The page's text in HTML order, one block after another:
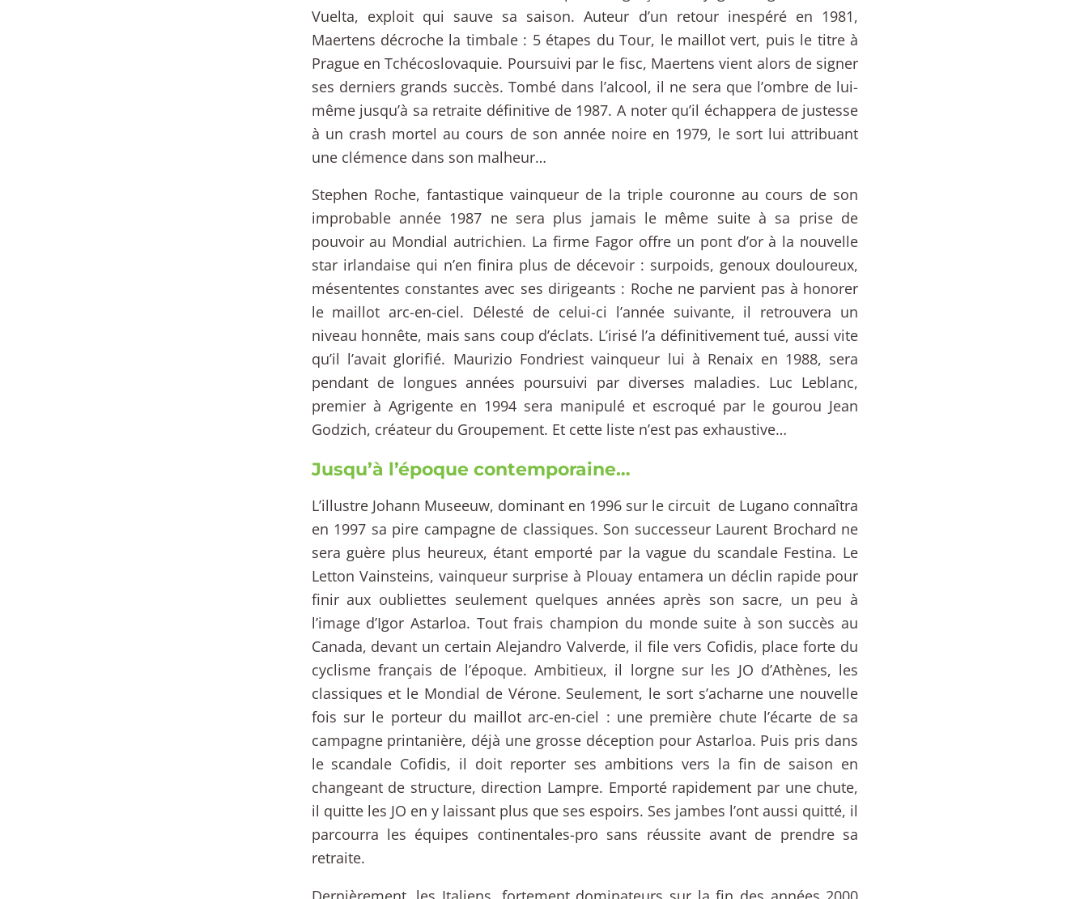
Vuelta, exploit qui sauve sa saison. Auteur d’un retour inespéré en 1981,
Maertens décroche la timbale : 5 étapes du Tour, le maillot vert, puis le titre à
Prague en Tchécoslovaquie. Poursuivi par le fisc, Maertens vient alors de signer
ses derniers grands succès. Tombé dans l’alcool, il ne sera que l’ombre de lui-
même jusqu’à sa retraite définitive de 1987. A noter qu’il échappera de justesse
à un crash mortel au cours de son année noire en 1979, le sort lui attribuant
une clémence dans son malheur…
Stephen Roche, fantastique vainqueur de la triple couronne au cours de son
improbable année 1987 ne sera plus jamais le même suite à sa prise de
pouvoir au Mondial autrichien. La firme Fagor offre un pont d’or à la nouvelle
star irlandaise qui n’en finira plus de décevoir : surpoids, genoux douloureux,
mésententes constantes avec ses dirigeants : Roche ne parvient pas à honorer
le maillot arc-en-ciel. Délesté de celui-ci l’année suivante, il retrouvera un
niveau honnête, mais sans coup d’éclats. L’irisé l’a définitivement tué, aussi vite
qu’il l’avait glorifié. Maurizio Fondriest vainqueur lui à Renaix en 1988, sera
pendant de longues années poursuivi par diverses maladies. Luc Leblanc,
premier à Agrigente en 1994 sera manipulé et escroqué par le gourou Jean
Godzich, créateur du Groupement. Et cette liste n’est pas exhaustive…
Jusqu’à l’époque contemporaine…
L’illustre Johann Museeuw, dominant en 1996 sur le circuit de Lugano connaîtra
en 1997 sa pire campagne de classiques. Son successeur Laurent Brochard ne
sera guère plus heureux, étant emporté par la vague du scandale Festina. Le
Letton Vainsteins, vainqueur surprise à Plouay entamera un déclin rapide pour
finir aux oubliettes seulement quelques années après son sacre, un peu à
l’image d’Igor Astarloa. Tout frais champion du monde suite à son succès au
Canada, devant un certain Alejandro Valverde, il file vers Cofidis, place forte du
cyclisme français de l’époque. Ambitieux, il lorgne sur les JO d’Athènes, les
classiques et le Mondial de Vérone. Seulement, le sort s’acharne une nouvelle
fois sur le porteur du maillot arc-en-ciel : une première chute l’écarte de sa
campagne printanière, déjà une grosse déception pour Astarloa. Puis pris dans
le scandale Cofidis, il doit reporter ses ambitions vers la fin de saison en
changeant de structure, direction Lampre. Emporté rapidement par une chute,
il quitte les JO en y laissant plus que ses espoirs. Ses jambes l’ont aussi quitté, il
parcourra les équipes continentales-pro sans réussite avant de prendre sa
retraite.